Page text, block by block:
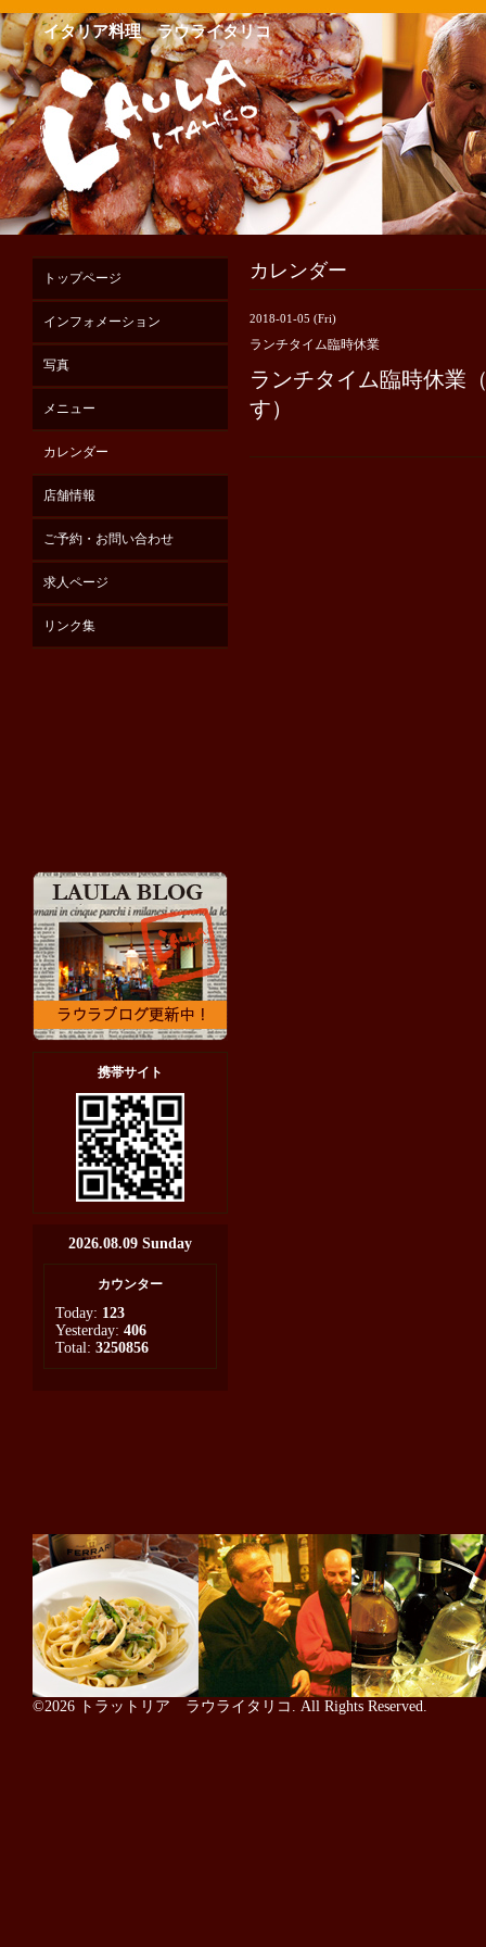
イタリア料理 ラウライタリコ
カレンダー
2018-01-05 (Fri)
ランチタイム臨時休業
ランチタイム臨時休業
す）
トップページ
インフォメーション
写真
メニュー
カレンダー
店舗情報
ご予約・お問い合わせ
求人ページ
リンク集
携帯サイト
2026.08.09 Sunday
カウンター
Today: 123
Yesterday: 406
Total: 3250856
©2026 トラットリア ラウライタリコ . All Rights Reserved.